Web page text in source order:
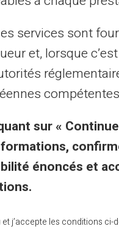
décision, et tous
de ses débuts,
un cadre
à un cadre
services sont
et, lorsque
sur «
énoncés et
et j’accepte les conditions ci-